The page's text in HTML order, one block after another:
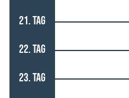
21. TAG
22. TAG
23. TAG